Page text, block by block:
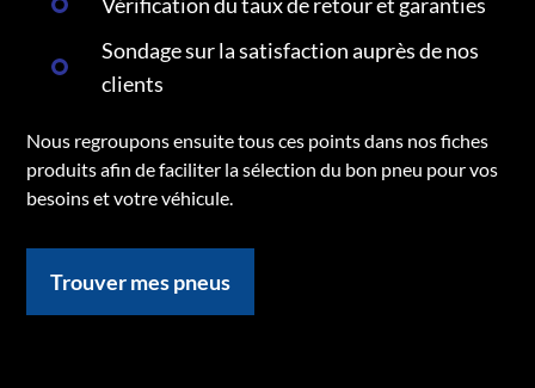
Sondage sur la satisfaction auprès de nos
clients
Nous regroupons ensuite tous ces points dans nos fiches
produits afin de faciliter la sélection du bon pneu pour vos
besoins et votre véhicule.
Trouver mes pneus